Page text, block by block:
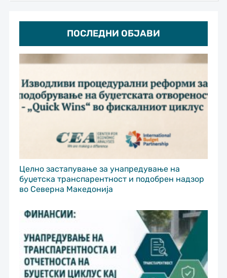
ПОСЛЕДНИ ОБЈАВИ
Целно застапување за унапредување на
буџетска транспарентност и подобрен надзор
во Северна Македонија